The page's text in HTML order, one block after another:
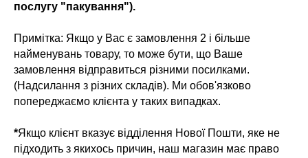
послугу "пакування").
Примітка: Якщо у Вас є замовлення 2 і більше
найменувань товару, то може бути, що Ваше
замовлення відправиться різними посилками.
(Надсилання з різних складів). Ми обов'язково
попереджаємо клієнта у таких випадках.
*Якщо клієнт вказує відділення Нової Пошти, яке не
підходить з якихось причин, наш магазин має право